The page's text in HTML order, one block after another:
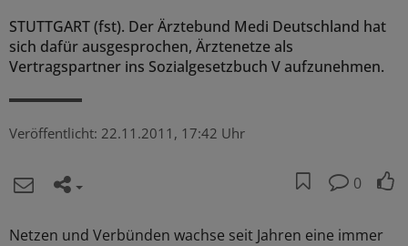
STUTTGART (fst). Der Ärztebund Medi Deutschland hat
sich dafür ausgesprochen, Ärztenetze als
Vertragspartner ins Sozialgesetzbuch V aufzunehmen.
Veröffentlicht: 22.11.2011, 17:42 Uhr
0
Netzen und Verbünden wachse seit Jahren eine immer